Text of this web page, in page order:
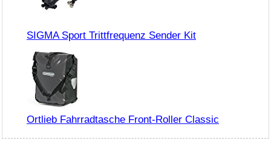
SIGMA Sport Trittfrequenz Sender Kit
Ortlieb Fahrradtasche Front-Roller Classic